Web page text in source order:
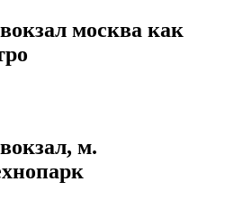
москва как
м.